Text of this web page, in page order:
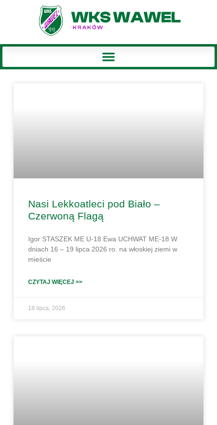
Nasi Lekkoatleci pod Biało –
Czerwoną Flagą
Igor STASZEK ME U-18 Ewa UCHWAT ME-18 W
dniach 16 – 19 lipca 2026 ro. na włoskiej ziemi w
mieście
CZYTAJ WIĘCEJ >>
18 lipca, 2026